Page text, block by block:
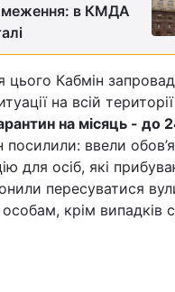
в КМДА
цього Кабмін
на всій
на місяць - до
посилили: ввели
для осіб, які
пересуватися
крім випадків